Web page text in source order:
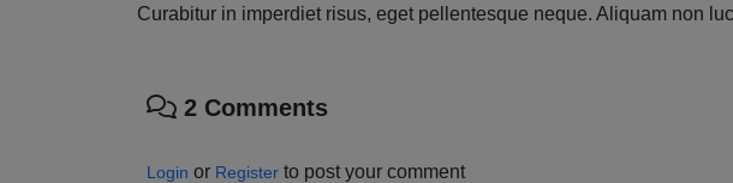
Curabitur in imperdiet risus, eget pellentesque neque. Aliquam non
2 Comments
Login or Register to post your comment